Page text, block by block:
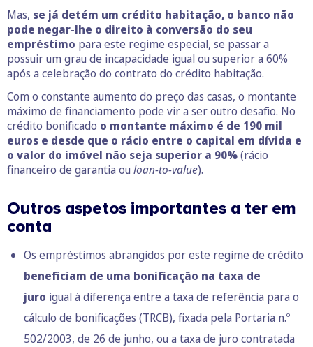
Mas, se já detém um crédito habitação, o banco não
pode negar-lhe o direito à conversão do seu
empréstimo para este regime especial, se passar a
possuir um grau de incapacidade igual ou superior a 60%
após a celebração do contrato do crédito habitação.
Com o constante aumento do preço das casas, o montante
máximo de financiamento pode vir a ser outro desafio. No
crédito bonificado o montante máximo é de 190 mil
euros e desde que o rácio entre o capital em dívida e
o valor do imóvel não seja superior a 90%(rácio
financeiro de garantia ou loan-to-value).
Outros aspetos importantes a ter em
conta
Os empréstimos abrangidos por este regime de crédito
beneficiam de uma bonificação na taxa de
juro igual à diferença entre a taxa de referência para o
cálculo de bonificações (TRCB), fixada pela Portaria n.º
502/2003, de 26 de junho, ou a taxa de juro contratada